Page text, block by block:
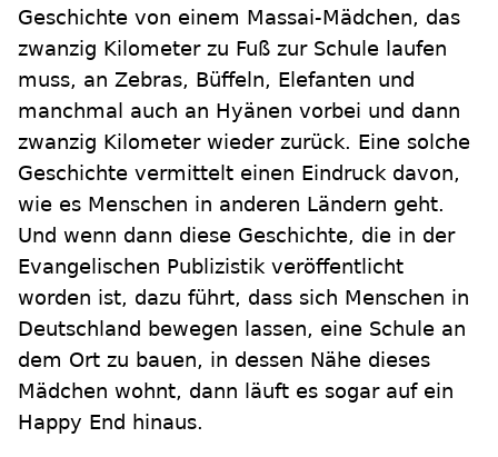
Geschichte von einem Massai-Mädchen, das
zwanzig Kilometer zu Fuß zur Schule laufen
muss, an Zebras, Büffeln, Elefanten und
manchmal auch an Hyänen vorbei und dann
zwanzig Kilometer wieder zurück. Eine solche
Geschichte vermittelt einen Eindruck davon,
wie es Menschen in anderen Ländern geht.
Und wenn dann diese Geschichte, die in der
Evangelischen Publizistik veröffentlicht
worden ist, dazu führt, dass sich Menschen in
Deutschland bewegen lassen, eine Schule an
dem Ort zu bauen, in dessen Nähe dieses
Mädchen wohnt, dann läuft es sogar auf ein
Happy End hinaus.